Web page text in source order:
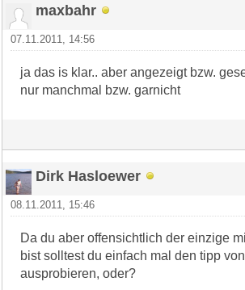
maxbahr
07.11.2011, 14:56
ja das is klar.. aber angezeigt bzw.
nur manchmal bzw. garnicht
Dirk Hasloewer
08.11.2011, 15:46
Da du aber offensichtlich der einzige
bist solltest du einfach mal den tipp
ausprobieren, oder?